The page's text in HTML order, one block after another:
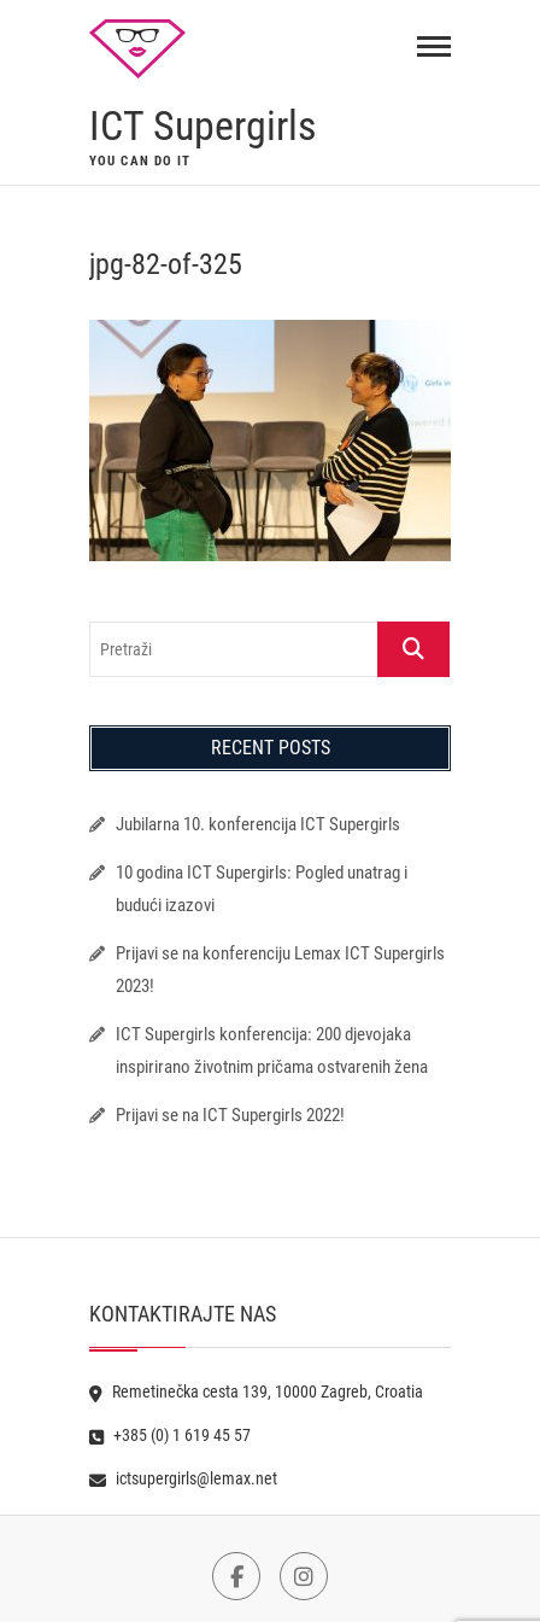
ICT Supergirls
YOU CAN DO IT
jpg-82-of-325
Pretraži
RECENT POSTS
Jubilarna 10. konferencija ICT Supergirls
10 godina ICT Supergirls: Pogled unatrag i
budući izazovi
Prijavi se na konferenciju Lemax ICT Supergirls
2023!
ICT Supergirls konferencija: 200 djevojaka
inspirirano životnim pričama ostvarenih žena
Prijavi se na ICT Supergirls 2022!
KONTAKTIRAJTE NAS
Remetinečka cesta 139, 10000 Zagreb, Croatia
+385 (0) 1 619 45 57
ictsupergirls@lemax.net
FacebookInstagram